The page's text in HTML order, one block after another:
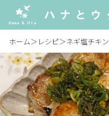
ホーム＞ レシピ＞ネギ塩チキン